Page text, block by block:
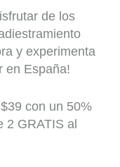
de los
y experimenta
en España!
con un 50%
2 GRATIS al